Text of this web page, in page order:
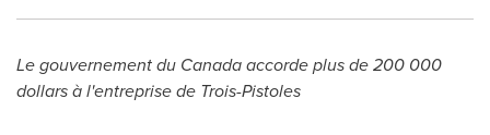
Le gouvernement du Canadaaccorde plus de 200 000
dollarsà l'entreprise de Trois-Pistoles